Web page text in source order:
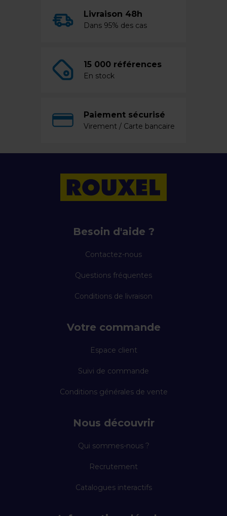
Livraison 48h
Dans 95% des cas
15 000 références
En stock
Paiement sécurisé
Virement / Carte bancaire
Besoin d'aide ?
Contactez-nous
Questions fréquentes
Conditions de livraison
Votre commande
Espace client
Suivi de commande
Conditions générales de vente
Nous découvrir
Qui sommes-nous ?
Recrutement
Catalogues interactifs